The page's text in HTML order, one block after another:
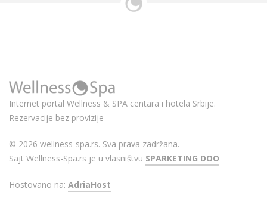
Internet portal Wellness & SPA centara i hotela Srbije.
Rezervacije bez provizije
© 2026 wellness-spa.rs. Sva prava zadržana.
Sajt Wellness-Spa.rs je u vlasništvu SPARKETING DOO
Hostovano na: AdriaHost